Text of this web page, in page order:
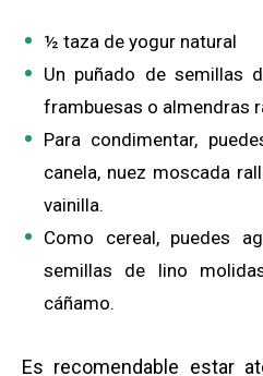
½ taza de yogur natural
Un puñado de semillas
frambuesas o almendras
Para condimentar,
canela, nuez moscada
vainilla.
Como cereal, puedes
semillas de lino
cáñamo.
Es recomendable estar